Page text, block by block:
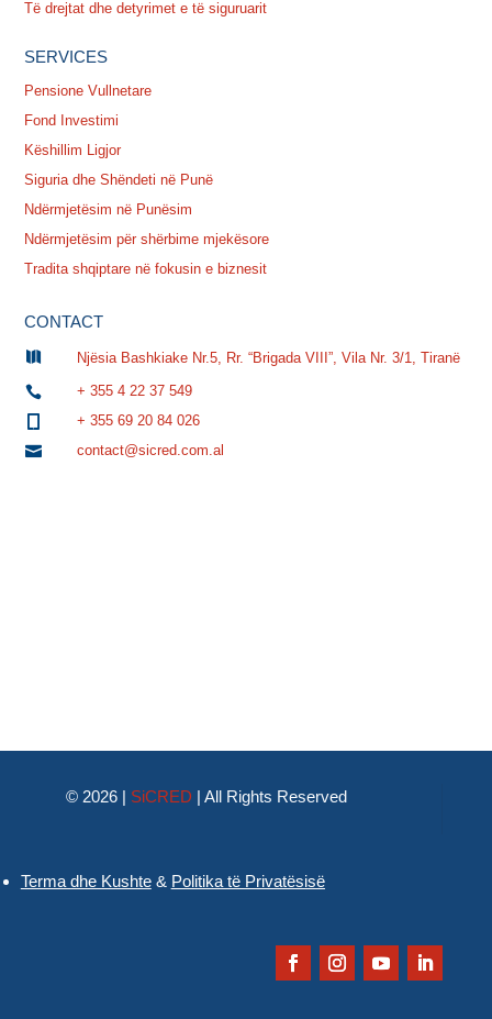
Të drejtat dhe detyrimet e të siguruarit
SERVICES
Pensione Vullnetare
Fond Investimi
Këshillim Ligjor
Siguria dhe Shëndeti në Punë
Ndërmjetësim në Punësim
Ndërmjetësim për shërbime mjekësore
Tradita shqiptare në fokusin e biznesit
CONTACT
 Njësia Bashkiake Nr.5, Rr. “Brigada VIII”, Vila Nr. 3/1, Tiranë

+ 355 4 22 37 549
+ 355 69 20 84 026

contact@sicred.com.al
© 2026 | SiCRED | All Rights Reserved
Terma dhe Kushte& Politika të Privatësisë